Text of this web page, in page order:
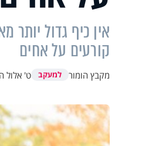
אין כיף גדול
קורעים על אחים
מקבץ הומור למעקב ט' אלול